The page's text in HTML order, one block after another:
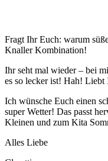
Fragt Ihr Euch: warum
Knaller Kombination!
Ihr seht mal wieder – bei
es so lecker ist! Hah!
Ich wünsche Euch einen
super Wetter! Das passt
Kleinen und zum Kita
Alles Liebe